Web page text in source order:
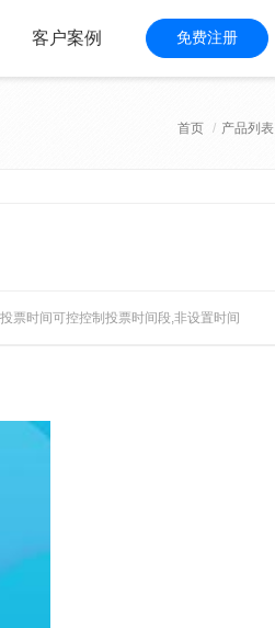
客户案例 免费注册
首页 / 产品列表
票时间可控控制投票时间段,非设置时间